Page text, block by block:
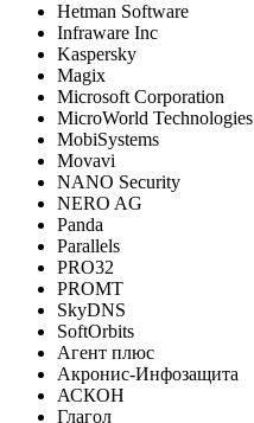
Hetman Software
Infraware Inc
Kaspersky
Magix
Microsoft Corporation
MicroWorld Technologies
MobiSystems
Movavi
NANO Security
NERO AG
Panda
Parallels
PRO32
PROMT
SkyDNS
SoftOrbits
Агент плюс
Акронис-Инфозащита
АСКОН
Глагол